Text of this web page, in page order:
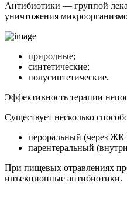
Антибиотики — группой
уничтожения
природные;
синтетические;
полусинтетические.
Эффективность терапии
Существует несколько
пероральный (через
парентеральный
При пищевых отравлениях
инъекционные антибиотики.